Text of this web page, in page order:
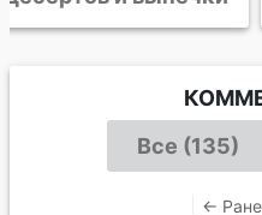
Все (135)
←